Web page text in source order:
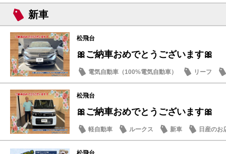
新車
松飛台
🎀ご納車おめでとうございます🎀
電気自動車（100%電気自動車） リーフ
松飛台
🎀ご納車おめでとうございます🎀
軽自動車 ルークス 新車 日産のお